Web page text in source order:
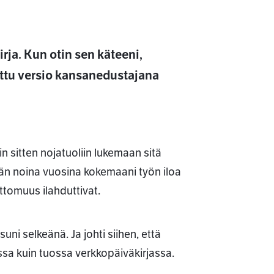
Kun otin sen käteeni,
versio kansanedustajana
sitten nojatuoliin lukemaan sitä
noina vuosina kokemaani työn iloa
ilahduttivat.
selkeänä. Ja johti siihen, että
kuin tuossa verkkopäiväkirjassa.